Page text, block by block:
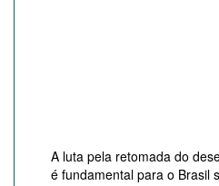
A luta pela retomada do
é fundamental para o Brasil